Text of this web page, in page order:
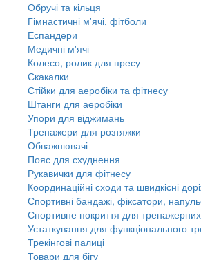
Обручі та кільця
Гімнастичні м'ячі, фітболи
Еспандери
Медичні м'ячі
Колесо, ролик для пресу
Скакалки
Стійки для аеробіки та фітнесу
Штанги для аеробіки
Упори для віджимань
Тренажери для розтяжки
Обважнювачі
Пояс для схуднення
Рукавички для фітнесу
Координаційні сходи та швидкісні
Спортивні бандажі, фіксатори,
Спортивне покриття для тренажерних
Устаткування для функціонального
Трекінгові палиці
Товари для бігу